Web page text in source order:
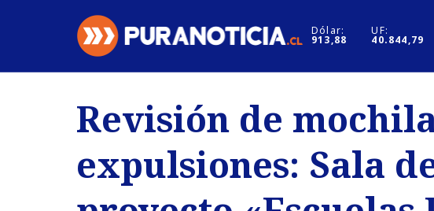
Dólar:
913,88
UF:
40.844,79
Regiones
Deportes
Internacional
Motores
Revisión de
expulsiones: Sala